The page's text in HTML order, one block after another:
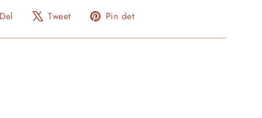
Del
Del
Tweet Del Pin det